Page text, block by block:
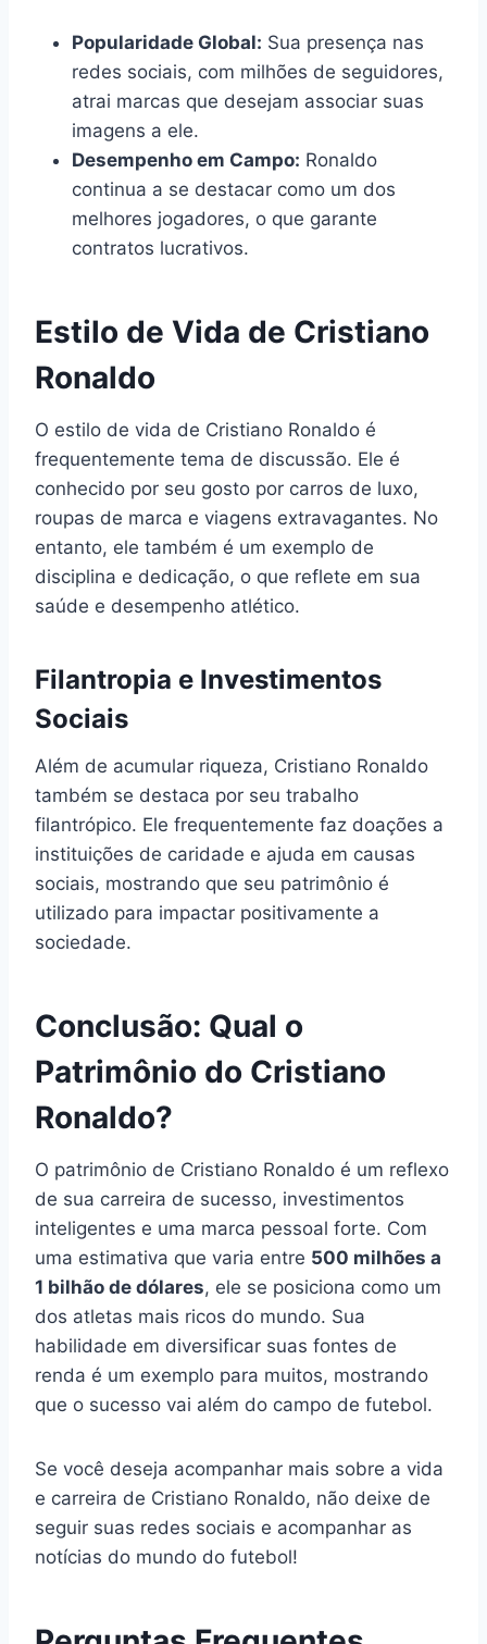
Popularidade Global: Sua presença nas
redes sociais, com milhões de seguidores,
atrai marcas que desejam associar suas
imagens a ele.
Desempenho em Campo: Ronaldo
continua a se destacar como um dos
melhores jogadores, o que garante
contratos lucrativos.
Estilo de Vida de Cristiano
Ronaldo
O estilo de vida de Cristiano Ronaldo é
frequentemente tema de discussão. Ele é
conhecido por seu gosto por carros de luxo,
roupas de marca e viagens extravagantes. No
entanto, ele também é um exemplo de
disciplina e dedicação, o que reflete em sua
saúde e desempenho atlético.
Filantropia e Investimentos
Sociais
Além de acumular riqueza, Cristiano Ronaldo
também se destaca por seu trabalho
filantrópico. Ele frequentemente faz doações a
instituições de caridade e ajuda em causas
sociais, mostrando que seu patrimônio é
utilizado para impactar positivamente a
sociedade.
Conclusão: Qual o
Patrimônio do Cristiano
Ronaldo?
O patrimônio de Cristiano Ronaldo é um reflexo
de sua carreira de sucesso, investimentos
inteligentes e uma marca pessoal forte. Com
uma estimativa que varia entre 500 milhões a
1 bilhão de dólares, ele se posiciona como um
dos atletas mais ricos do mundo. Sua
habilidade em diversificar suas fontes de
renda é um exemplo para muitos, mostrando
que o sucesso vai além do campo de futebol.
Se você deseja acompanhar mais sobre a vida
e carreira de Cristiano Ronaldo, não deixe de
seguir suas redes sociais e acompanhar as
notícias do mundo do futebol!